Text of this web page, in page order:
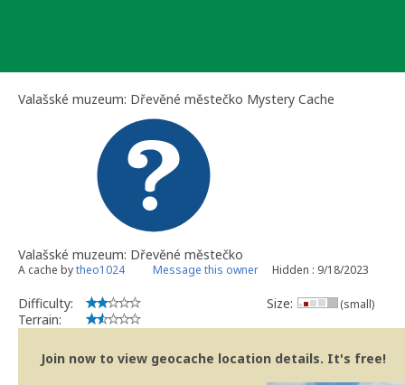
Valašské muzeum: Dřevěné městečko Mystery Cache
Valašské muzeum: Dřevěné městečko
A cache bytheo1024 Message this owner Hidden : 9/18/2023
Difficulty:
Terrain:
Size: (small)
Join now to view geocache location details. It's free!